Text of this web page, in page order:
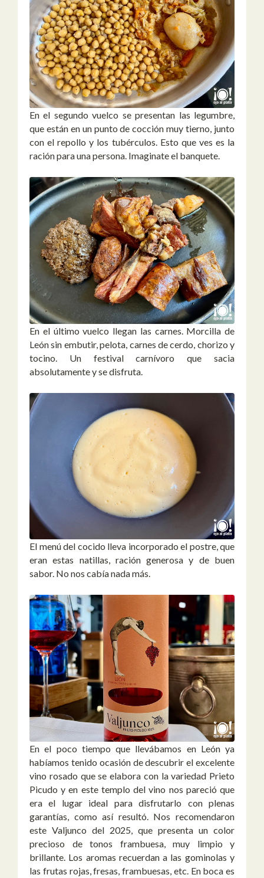
En el segundo vuelco se presentan las legumbre,
que están en un punto de cocción muy tierno, junto
con el repollo y los tubérculos. Esto que ves es la
ración para una persona. Imaginate el banquete.
En el último vuelco llegan las carnes. Morcilla de
León sin embutir, pelota, carnes de cerdo, chorizo y
tocino. Un festival carnívoro que sacia
absolutamente y se disfruta.
El menú del cocido lleva incorporado el postre, que
eran estas natillas, ración generosa y de buen
sabor. No nos cabía nada más.
En el poco tiempo que llevábamos en León ya
habíamos tenido ocasión de descubrir el excelente
vino rosado que se elabora con la variedad Prieto
Picudo y en este templo del vino nos pareció que
era el lugar ideal para disfrutarlo con plenas
garantías, como así resultó. Nos recomendaron
este Valjunco del 2025, que presenta un color
precioso de tonos frambuesa, muy limpio y
brillante. Los aromas recuerdan a las gominolas y
las frutas rojas, fresas, frambuesas, etc. En boca es